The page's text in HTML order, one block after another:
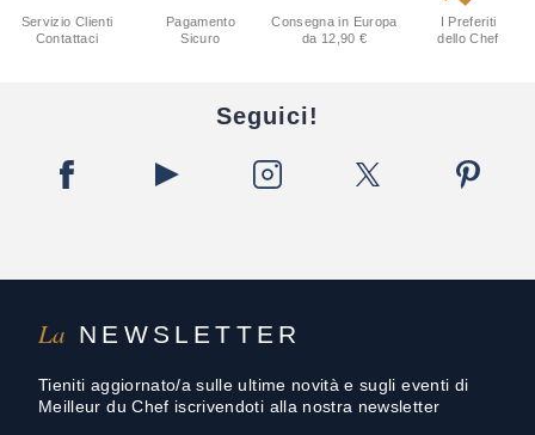
La NEWSLETTER
Tieniti aggiornato/a sulle ultime novità e sugli eventi di
Meilleur du Chef iscrivendoti alla nostra newsletter
Servizio Clienti
Contattaci
Pagamento
Sicuro
Consegna in Europa
da 12,90 €
I Preferiti
dello Chef
Seguici!